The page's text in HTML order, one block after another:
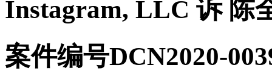
Instagram, LLC 诉 陈
案件编号DCN2020-